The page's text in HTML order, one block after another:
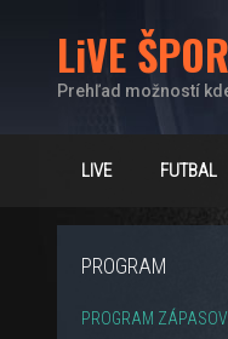
LiVE
Prehľad možností
LIVE FUTBAL
PROGRAM
PROGRAM